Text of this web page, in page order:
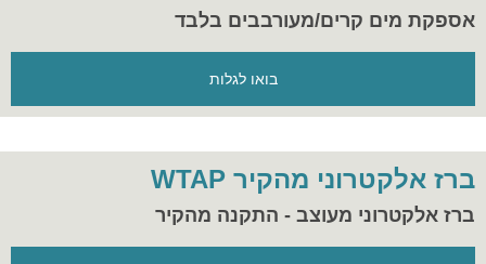
אספקת מים קרים/מעורבבים בלבד
בואו לגלות
ברז אלקטרוני מהקיר WTAP
ברז אלקטרוני מעוצב - התקנה מהקיר